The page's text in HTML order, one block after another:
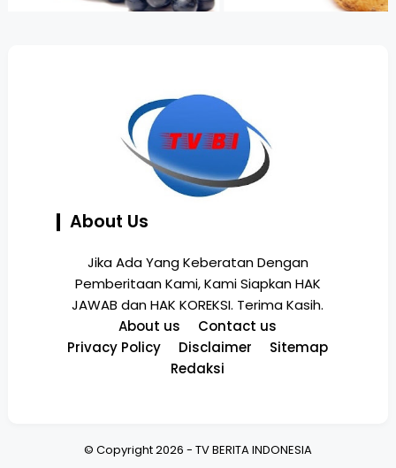
About Us
Jika Ada Yang Keberatan Dengan
Pemberitaan Kami, Kami Siapkan HAK
JAWAB dan HAK KOREKSI. Terima Kasih.
About us
Contact us
Privacy Policy
Disclaimer
Sitemap
Redaksi
© Copyright2026 - TV BERITA INDONESIA